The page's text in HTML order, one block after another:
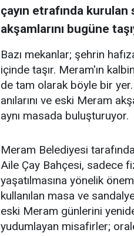
çayın etrafında
akşamlarını bugüne
Bazı mekanlar; şehrin
içinde taşır. Meram'ın
de tam olarak böyle bir
anılarını ve eski Meram
aynı masada buluşturuyor.
Meram Belediyesi
Aile Çay Bahçesi, sadece
yaşatılmasına yönelik
kullanılan masa ve
eski Meram günlerini
yudumlayan misafirler;